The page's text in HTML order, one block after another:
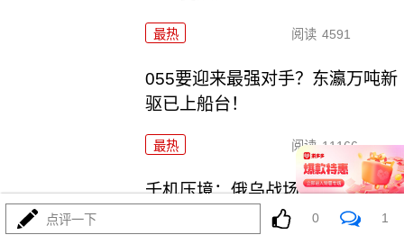
最热 阅读 4591
055要迎来最强对手？东瀛万吨新
驱已上船台！
最热 阅读 11166
千机压境：俄乌战场上的\"蜂群
\"博弈与东大启示
点评一下 0 1